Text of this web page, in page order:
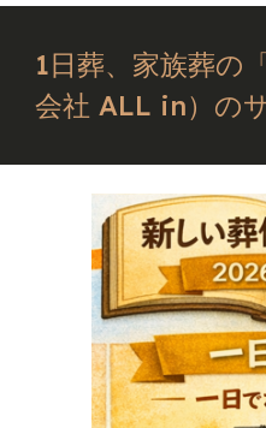
1日葬、家族葬の
会社 ALL in）の